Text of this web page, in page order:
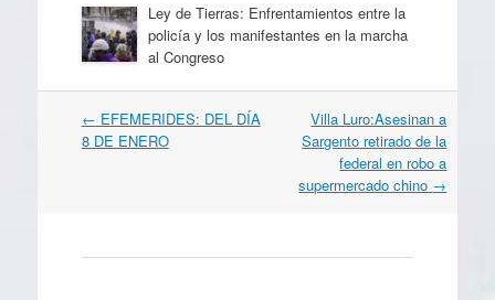
Ley de Tierras: Enfrentamientos entre la
policía y los manifestantes en la marcha
al Congreso
Navegación
por
← EFEMERIDES: DEL DÍA
8 DE ENERO
Villa Luro:Asesinan a
Sargento retirado de la
federal en robo a
supermercado chino →